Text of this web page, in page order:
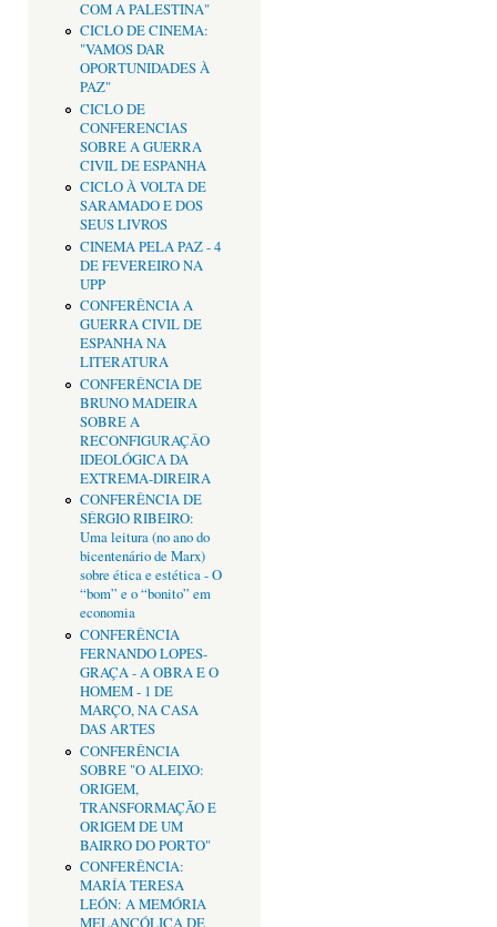
COM A PALESTINA"
CICLO DE CINEMA:
"VAMOS DAR
OPORTUNIDADES À
PAZ"
CICLO DE
CONFERENCIAS
SOBRE A GUERRA
CIVIL DE ESPANHA
CICLO À VOLTA DE
SARAMADO E DOS
SEUS LIVROS
CINEMA PELA PAZ - 4
DE FEVEREIRO NA
UPP
CONFERÊNCIA A
GUERRA CIVIL DE
ESPANHA NA
LITERATURA
CONFERÊNCIA DE
BRUNO MADEIRA
SOBRE A
RECONFIGURAÇÂO
IDEOLÓGICA DA
EXTREMA-DIREIRA
CONFERÊNCIA DE
SÉRGIO RIBEIRO:
Uma leitura (no ano do
bicentenário de Marx)
sobre ética e estética - O
“bom” e o “bonito” em
economia
CONFERÊNCIA
FERNANDO LOPES-
GRAÇA - A OBRA E O
HOMEM - 1 DE
MARÇO, NA CASA
DAS ARTES
CONFERÊNCIA
SOBRE "O ALEIXO:
ORIGEM,
TRANSFORMAÇÃO E
ORIGEM DE UM
BAIRRO DO PORTO"
CONFERÊNCIA:
MARÍA TERESA
LEÓN: A MEMÓRIA
MELANCÓLICA DE